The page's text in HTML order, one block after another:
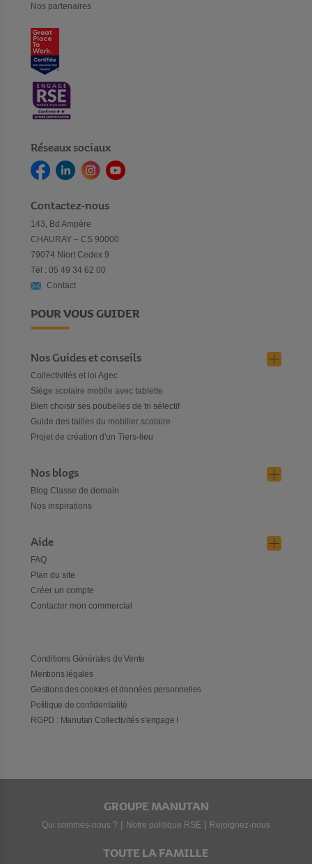
Nos partenaires
Réseaux sociaux
Contactez-nous
143, Bd Ampère
CHAURAY – CS 90000
79074 Niort Cedex 9
Tél : 05 49 34 62 00
Contact
POUR VOUS GUIDER
Nos Guides et conseils
Collectivités et loi Agec
Siège scolaire mobile avec tablette
Bien choisir ses poubelles de tri sélectif
Guide des tailles du mobilier scolaire
Projet de création d'un Tiers-lieu
Nos blogs
Blog Classe de demain
Nos inspirations
Aide
FAQ
Plan du site
Créer un compte
Contacter mon commercial
Conditions Générales de Vente
Mentions légales
Gestions des cookies et données personnelles
Politique de confidentialité
RGPD : Manutan Collectivités s'engage !
GROUPE MANUTAN
Qui sommes-nous ? | Notre politique RSE | Rejoignez-nous
TOUTE LA FAMILLE